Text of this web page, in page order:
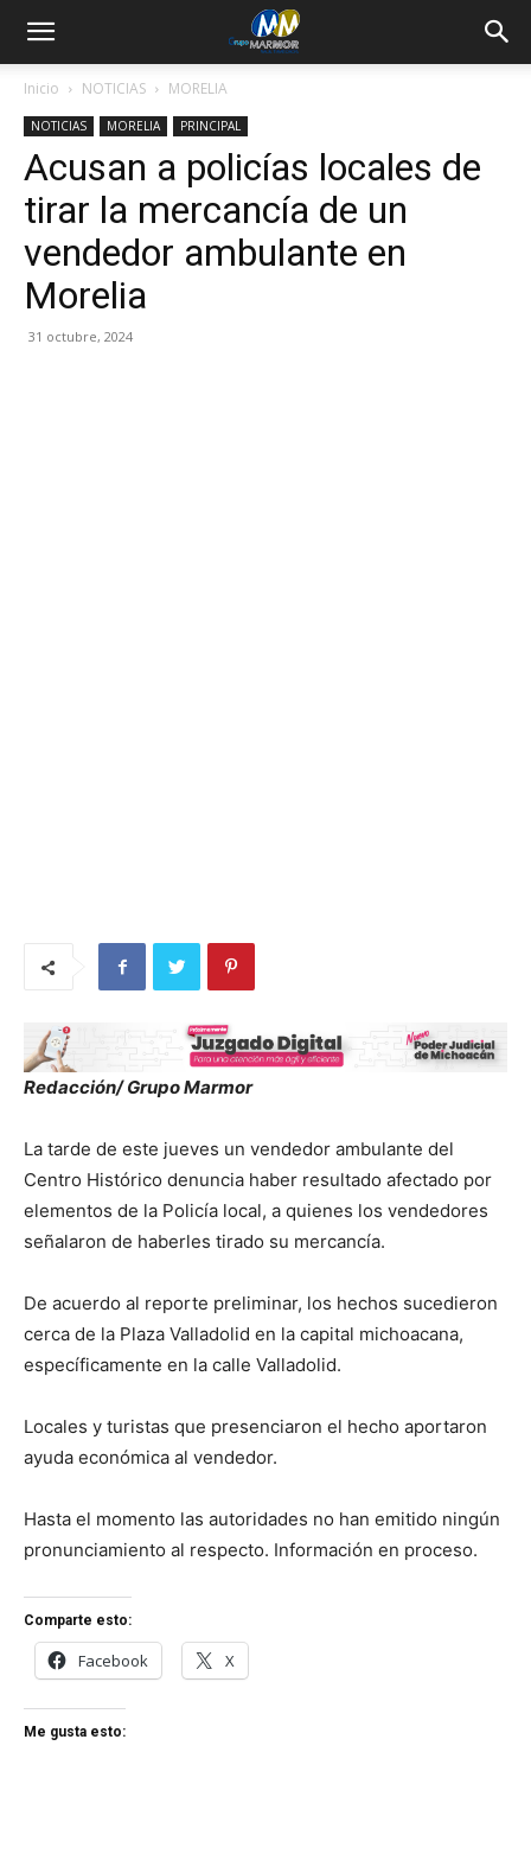
Inicio NOTICIAS MORELIA
NOTICIAS MORELIA PRINCIPAL
Acusan a policías locales de
tirar la mercancía de un
vendedor ambulante en
Morelia
31 octubre, 2024
Redacción/ Grupo Marmor
La tarde de este jueves un vendedor ambulante del
Centro Histórico denuncia haber resultado afectado por
elementos de la Policía local, a quienes los vendedores
señalaron de haberles tirado su mercancía.
De acuerdo al reporte preliminar, los hechos sucedieron
cerca de la Plaza Valladolid en la capital michoacana,
específicamente en la calle Valladolid.
Locales y turistas que presenciaron el hecho aportaron
ayuda económica al vendedor.
Hasta el momento las autoridades no han emitido ningún
pronunciamiento al respecto. Información en proceso.
Comparte esto:
Facebook X
Me gusta esto: